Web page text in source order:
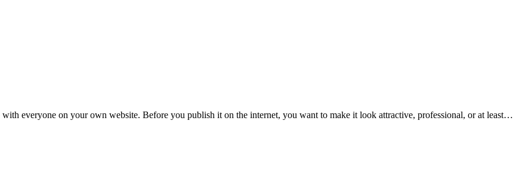
everyone on your own website. Before you publish it on the internet, you want to make it look attractive, professional, or at least…